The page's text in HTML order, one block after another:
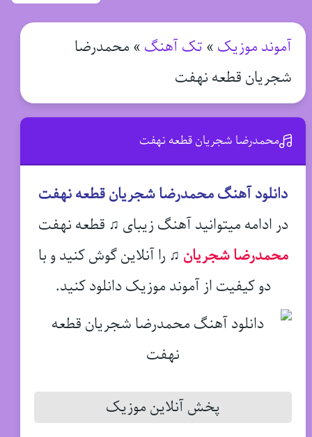
آموند موزیک » تک آهنگ » محمدرضا
شجریان قطعه نهفت
محمدرضا شجریان قطعه نهفت
دانلود آهنگ محمدرضا شجریان قطعه نهفت
در ادامه میتوانید آهنگ زیبای ♫ قطعه نهفت
محمدرضا شجریان ♫ را آنلاین گوش کنید و با
دو کیفیت از آموند موزیک دانلود کنید.
پخش آنلاین موزیک